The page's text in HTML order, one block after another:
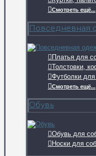
Смотреть ещё...
Повседневная
Платья для
Толстовки,
Футболки
Смотреть ещё...
Обувь
Обувь для
Носки для